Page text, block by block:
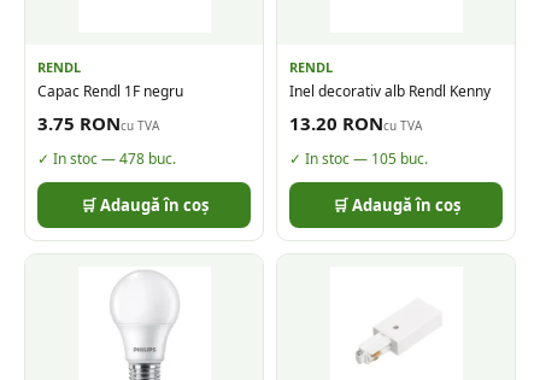
RENDL
Capac Rendl 1F negru
3.75 RONcu TVA
✓ In stoc —478 buc.
🛒 Adaugă în coș
RENDL
Inel decorativ alb Rendl Kenny
13.20 RONcu TVA
✓ In stoc — 105 buc.
🛒 Adaugă în coș